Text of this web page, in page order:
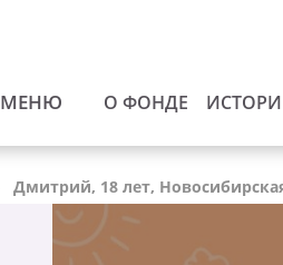
МЕНЮ О ФОНДЕ
Дмитрий, 18 лет,